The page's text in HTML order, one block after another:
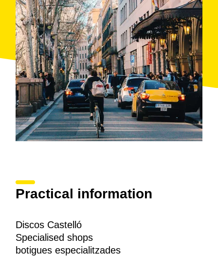
Practical information
Discos Castelló
Specialised shops
botigues especialitzades